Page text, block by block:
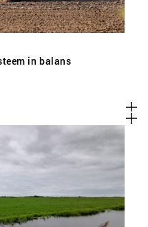
in balans